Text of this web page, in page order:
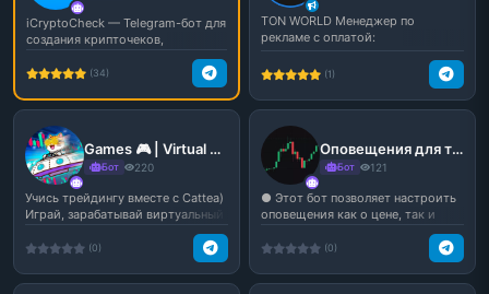
iCryptoCheck — Telegram-бот для
создания крипточеков,
(34)
TON WORLD Менеджер по
рекламе с оплатой:
(1)
Games 🎮 | Virtual Trading
Бот 220
Учись трейдингу вместе с Cattea)
Играй, зарабатывай виртуальный
(0)
Оповещения для трейдинга
Бот 121
● Этот бот позволяет настроить
оповещения как о цене, так и
(0)